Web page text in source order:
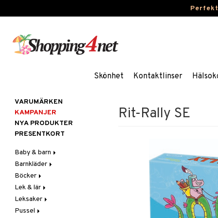
Skönhet Kontaktlinser
Rit-Rally SE
VARUMÄRKEN
KAMPANJER
NYA PRODUKTER
PRESENTKORT
Baby & barn
Accessoarer
För håret
Hattar & Mössor
Övrigt
Plånböcker
Aktivitet
Babygym
Babysitters
Bit & Skallra
Äta
Barnservis
Haklappar
Badrockar & Handdukar
Barnvagnstillbehör
Barnkläder
Accessoarer
Kepsar & Solhattar
Badkläder & UV-kläder
Klänningar
Nederdelar
Böcker
Dagböcker
Läs & Lär
Målarböcker
Lek & lär
Experiment
Inlärningsspel
Leksaker
Adventskalendrar
Pussel